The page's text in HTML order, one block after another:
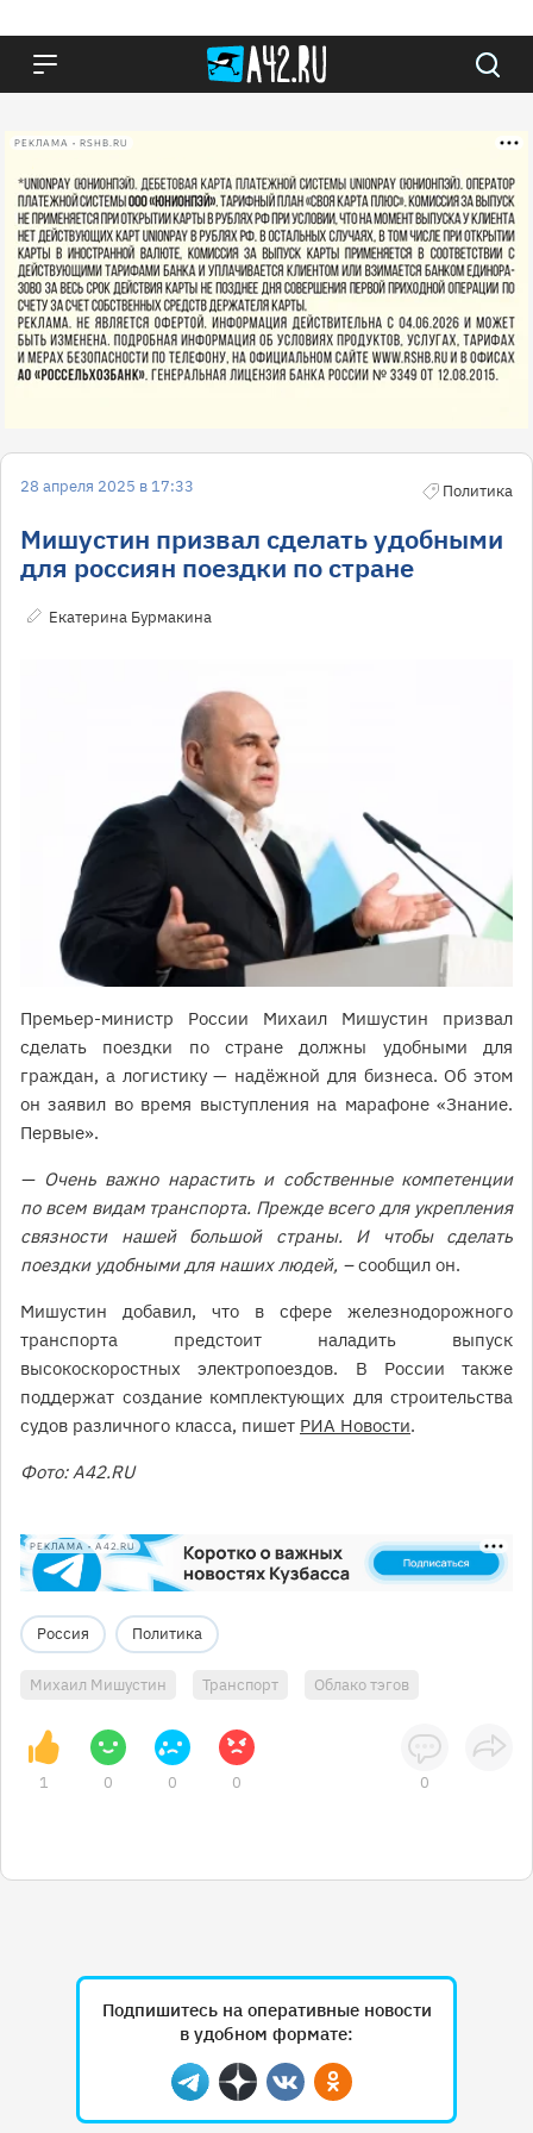
РЕКЛАМА • RSHB.RU
28 апреля 2025 в 17:33 Политика
Мишустин призвал сделать удобными
для россиян поездки по стране
Екатерина Бурмакина
Премьер-министр России Михаил Мишустин призвал
сделать поездки по стране должны удобными для
граждан, а логистику — надёжной для бизнеса. Об этом
он заявил во время выступления на марафоне «Знание.
Первые».
— Очень важно нарастить и собственные компетенции
по всем видам транспорта. Прежде всего для укрепления
связности нашей большой страны. И чтобы сделать
поездки удобными для наших людей, –сообщил он.
Мишустин добавил, что в сфере железнодорожного
транспорта предстоит наладить выпуск
высокоскоростных электропоездов. В России также
поддержат создание комплектующих для строительства
судов различного класса, пишет РИА Новости.
Фото: А42.RU
РЕКЛАМА • A42.RU
Россия Политика
Михаил Мишустин Транспорт Облако тэгов
1 0 0 0 0
Подпишитесь на оперативные новости
в удобном формате:
Telegram
ДзенВконтактеОдноклассники